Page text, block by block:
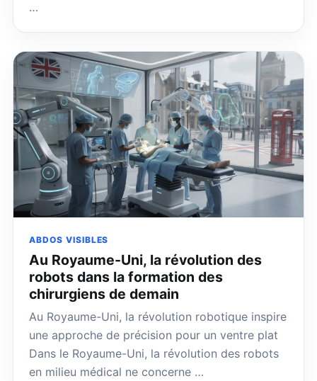
…
ABDOS VISIBLES
Au Royaume-Uni, la révolution des
robots dans la formation des
chirurgiens de demain
Au Royaume-Uni, la révolution robotique inspire
une approche de précision pour un ventre plat
Dans le Royaume-Uni, la révolution des robots
en milieu médical ne concerne …